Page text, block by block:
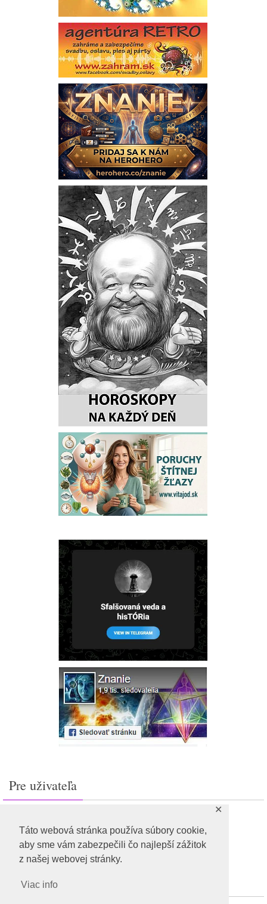
Táto webová stránka používa súbory cookie,
aby sme vám zabezpečili čo najlepší zážitok
z našej webovej stránky.
Viac info
✕
Pre uživateľa
Feed záznamov
RSS feed komentárov
WordPress.org